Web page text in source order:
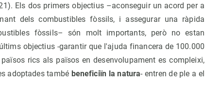
Els dos primers objectius –aconseguir un acord per a
dels combustibles fòssils, i assegurar una ràpida
fòssils– són molt importants, però no estan
objectius -garantir que l'ajuda financera de 100.000
rics als països en desenvolupament es compleixi,
adoptades també beneficiïn la natura- entren de ple a el